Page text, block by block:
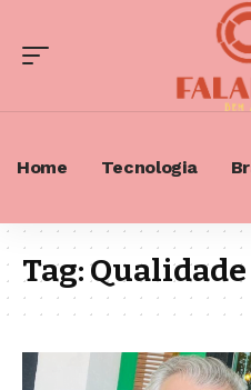
Home Tecnologia
Tag: